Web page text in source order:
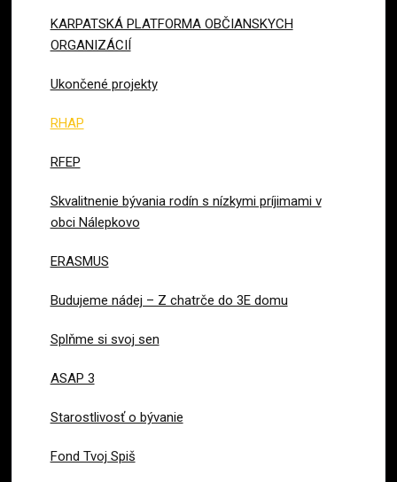
KARPATSKÁ PLATFORMA OBČIANSKYCH
ORGANIZÁCIÍ
Ukončené projekty
RHAP
RFEP
Skvalitnenie bývania rodín s nízkymi príjimami v
obci Nálepkovo
ERASMUS
Budujeme nádej – Z chatrče do 3E domu
Splňme si svoj sen
ASAP 3
Starostlivosť o bývanie
Fond Tvoj Spiš